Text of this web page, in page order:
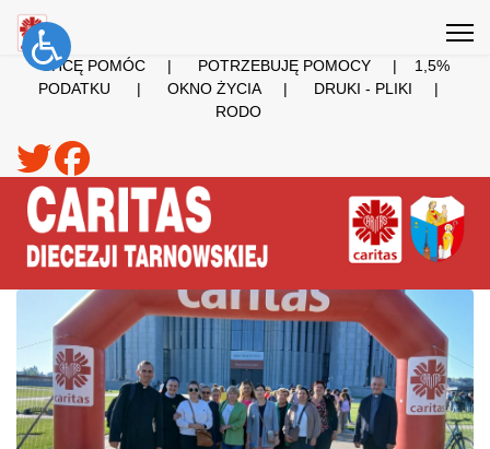
CHCĘ POMÓC | POTRZEBUJĘ POMOCY | 1,5%
PODATKU
| OKNO ŻYCIA | DRUKI - PLIKI
|
RODO